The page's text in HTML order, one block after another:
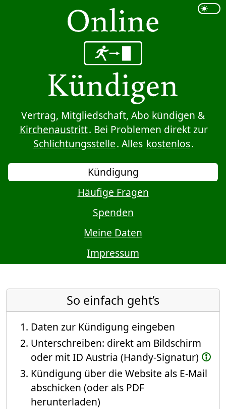
Sprung zum Inhalt
Vertrag, Mitgliedschaft, Abo kündigen &
Kirchenaustritt. Bei Problemen direkt zur
Schlichtungsstelle. Alles kostenlos.
Kündigung
Häufige Fragen
Spenden
Meine Daten
Impressum
So einfach geht’s
Daten zur Kündigung eingeben
Unterschreiben: direkt am Bildschirm
oder mit ID Austria (Handy-Signatur)
Kündigung über die Website als E-Mail
abschicken (oder als PDF
herunterladen)